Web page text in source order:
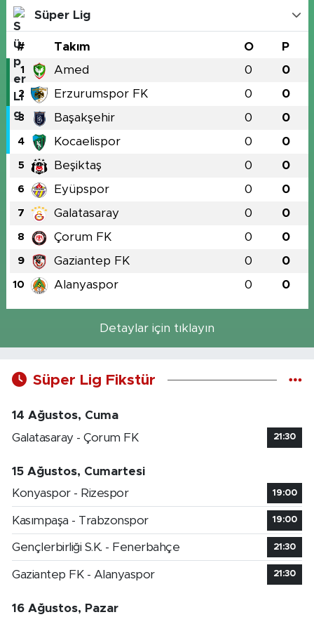
Süper Lig
# Takım O P
1 Amed 0 0
2 Erzurumspor FK 0 0
3 Başakşehir 0 0
4 Kocaelispor 0 0
5 Beşiktaş 0 0
6 Eyüpspor 0 0
7 Galatasaray 0 0
8 Çorum FK 0 0
9 Gaziantep FK 0 0
10 Alanyaspor 0 0
Detaylar için tıklayın
Süper Lig Fikstür
14 Ağustos, Cuma
Galatasaray - Çorum FK
21:30
15 Ağustos, Cumartesi
Konyaspor - Rizespor
19:00
Kasımpaşa - Trabzonspor 19:00
Gençlerbirliği S.K. - Fenerbahçe 21:30
Gaziantep FK - Alanyaspor 21:30
16 Ağustos, Pazar